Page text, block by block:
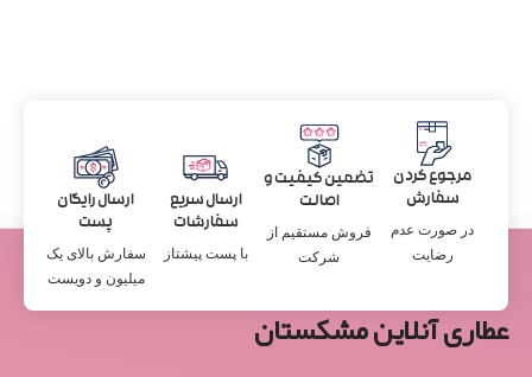
مرجوع کردن
سفارش
در صورت عدم
رضایت
تضمین کیفیت و
اصالت
فروش مستقیم از
شرکت
ارسال سریع
سفارشات
با پست پیشتاز
ارسال رایگان
پست
سفارش بالای یک
میلیون و دویست
عطاری آنلاین مشکستان